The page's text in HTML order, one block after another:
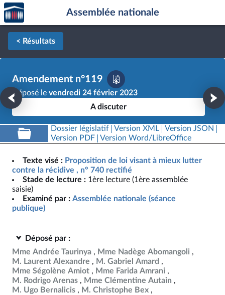
Aller au contenu
Aller en bas de la page
Accèder
à la
page
d'accueil
Assemblée nationale
< Résultats
Amendement n°119
Déposé le vendredi 24 février 2023
A discuter
Dossier législatif Version XML
Version JSON
Version PDF
Version Word/LibreOffice
Texte visé : Proposition de loi visant à mieux lutter
contre la récidive , n° 740 rectifié
Stade de lecture : 1ère lecture (1ère assemblée
saisie)
Examiné par : Assemblée nationale (séance
publique)
Déposé par :
Mme Andrée Taurinya
Mme Nadège Abomangoli
M. Laurent Alexandre
M. Gabriel Amard
Mme Ségolène Amiot
Mme Farida Amrani
M. Rodrigo Arenas
Mme Clémentine Autain
M. Ugo Bernalicis
M. Christophe Bex